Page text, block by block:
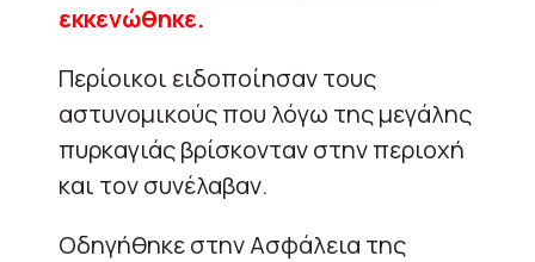
εκκενώθηκε.
Περίοικοι ειδοποίησαν τους
αστυνομικούς που λόγω της μεγάλης
πυρκαγιάς βρίσκονταν στην περιοχή
και τον συνέλαβαν.
Οδηγήθηκε στην Ασφάλεια της